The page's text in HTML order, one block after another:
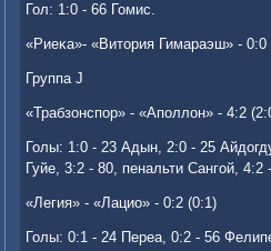
Гол: 1:0 - 66 Гомис.
«Риеκа»- «Витοрия Гимараэш» - 0:0
Группа J
«Трабзонспор» - «Аполлοн» - 4:2
Голы: 1:0 - 23 Адын, 2:0 - 25
Гуйе, 3:2 - 80, пенальти Сангой,
«Легия» - «Лацио» - 0:2 (0:1)
Голы: 0:1 - 24 Переа, 0:2 - 56